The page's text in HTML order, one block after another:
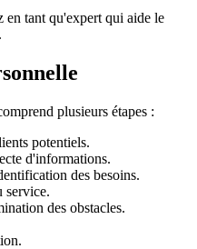
en tant qu'expert qui aide le
plusieurs étapes :
potentiels.
d'informations.
des besoins.
service.
des obstacles.